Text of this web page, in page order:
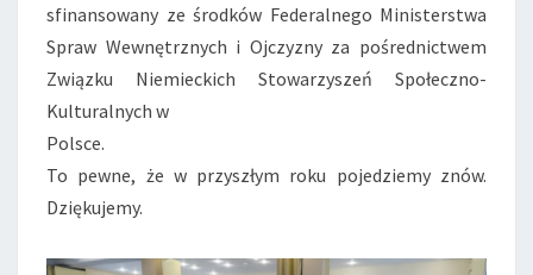
sfinansowany ze środków Federalnego Ministerstwa
Spraw Wewnętrznych i Ojczyzny za pośrednictwem
Związku Niemieckich Stowarzyszeń Społeczno-
Kulturalnych w
Polsce.
To pewne, że w przyszłym roku pojedziemy znów.
Dziękujemy.